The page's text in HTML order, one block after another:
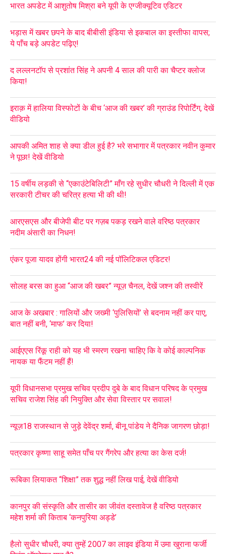
भारत अपडेट में आशुतोष मिश्रा बने यूपी के एग्जीक्यूटिव एडिटर
भड़ास में खबर छपने के बाद बीबीसी इंडिया से इकबाल का इस्तीफा वापस;
ये पाँच बड़े अपडेट पढ़िए!
द लल्लनटॉप से प्रशांत सिंह ने अपनी 4 साल की पारी का चैप्टर क्लोज
किया!
इराक़ में हालिया विस्फोटों के बीच ‘आज की खबर’ की ग्राउंड रिपोर्टिंग, देखें
वीडियो
आपकी अमित शाह से क्या डील हुई है? भरे सभागार में पत्रकार नवीन कुमार
ने पूछा! देखें वीडियो
15 वर्षीय लड़की से “एकाउंटेबिलिटी” माँग रहे सुधीर चौधरी ने दिल्ली में एक
सरकारी टीचर की चरित्र हत्या भी की थी!
आरएसएस और बीजेपी बीट पर गज़ब पकड़ रखने वाले वरिष्ठ पत्रकार
नदीम अंसारी का निधन!
एंकर पूजा यादव होंगी भारत24 की नई पॉलिटिकल एडिटर!
सोलह बरस का हुआ “आज की खबर” न्यूज़ चैनल, देखें जश्न की तस्वीरें
आज के अखबार : गालियों और जख्मी ‘पुलिसियों’ से बदनाम नहीं कर पाए,
बात नहीं बनी, ‘माफ’ कर दिया!
आईएएस रिंकू राही को यह भी स्मरण रखना चाहिए कि वे कोई काल्पनिक
नायक या फैंटम नहीं हैं!
यूपी विधानसभा प्रमुख सचिव प्रदीप दुबे के बाद विधान परिषद के प्रमुख
सचिव राजेश सिंह की नियुक्ति और सेवा विस्तार पर सवाल!
न्यूज़18 राजस्थान से जुड़े देवेंद्र शर्मा, बीनू पांडेय ने दैनिक जागरण छोड़ा!
पत्रकार कृष्णा साहू समेत पाँच पर गैंगरेप और हत्या का केस दर्ज!
रूबिका लियाकत “शिक्षा” तक शुद्ध नहीं लिख पाई, देखें वीडियो
कानपुर की संस्कृति और तासीर का जीवंत दस्तावेज है वरिष्ठ पत्रकार
महेश शर्मा की किताब ‘कनपुरिया अड्डे’
हैलो सुधीर चौधरी, क्या तुम्हें 2007 का लाइव इंडिया में उमा खुराना फर्जी